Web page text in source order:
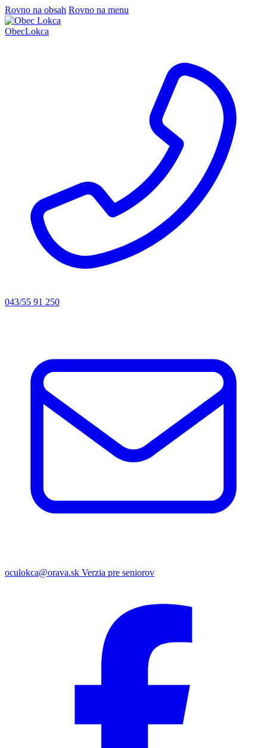
Rovno na obsah Rovno na menu
ObecLokca
043/55 91 250
oculokca@orava.sk Verzia pre seniorov